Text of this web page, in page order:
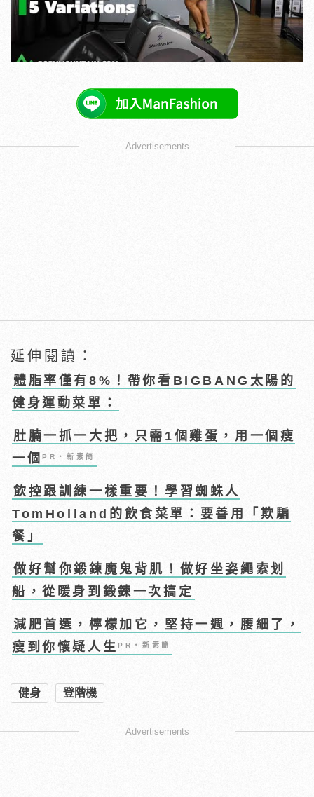
Advertisements
延伸閱讀：
體脂率僅有8%！帶你看BIGBANG太陽的
健身運動菜單：
肚腩一抓一大把，只需1個雞蛋，用一個瘦
一個PR・新素簡
飲控跟訓練一樣重要！學習蜘蛛人
TomHolland的飲食菜單：要善用「欺騙
餐」
做好幫你鍛鍊魔鬼背肌！做好坐姿繩索划
船，從暖身到鍛鍊一次搞定
減肥首選，檸檬加它，堅持一週，腰細了，
瘦到你懷疑人生PR・新素簡
健身 登階機
Advertisements